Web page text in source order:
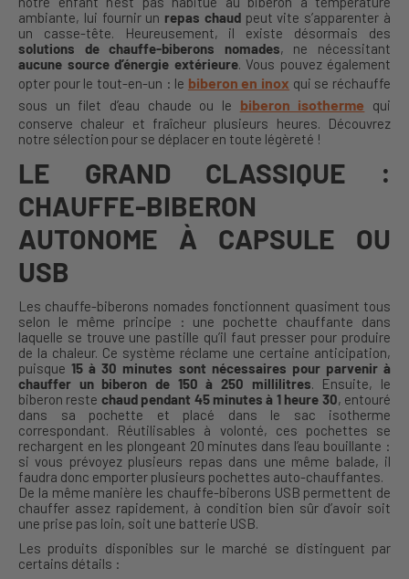
ambiante, lui fournir un repas chaudpeut vite s’apparenter à
un casse-tête. Heureusement, il existe désormais des
solutions de chauffe-biberons nomades, ne nécessitant
aucune source d’énergie extérieure. Vous pouvez également
opter pour le tout-en-un : le biberon en inox qui se réchauffe
sous un filet d’eau chaude ou le biberon isotherme qui
conserve chaleur et fraîcheur plusieurs heures. Découvrez
notre sélection pour se déplacer en toute légèreté !
LE GRAND CLASSIQUE :
CHAUFFE-BIBERON
AUTONOME À CAPSULE OU
USB
Les chauffe-biberons nomades fonctionnent quasiment tous
selon le même principe : une pochette chauffante dans
laquelle se trouve une pastille qu’il faut presser pour produire
de la chaleur. Ce système réclame une certaine anticipation,
puisque15 à 30 minutes sont nécessaires pour parvenir à
chauffer un biberon de 150 à 250 millilitres. Ensuite, le
biberon reste chaud pendant 45 minutes à 1 heure 30, entouré
dans sa pochette et placé dans le sac isotherme
correspondant. Réutilisables à volonté, ces pochettes se
rechargent en les plongeant 20 minutes dans l’eau bouillante :
si vous prévoyez plusieurs repas dans une même balade, il
faudra donc emporter plusieurs pochettes auto-chauffantes.
De la même manière les chauffe-biberons USB permettent de
chauffer assez rapidement, à condition bien sûr d’avoir soit
une prise pas loin, soit une batterie USB.
Les produits disponibles sur le marché se distinguent par
certains détails :